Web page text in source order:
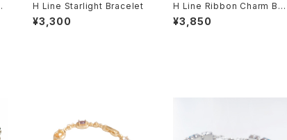
H Line Starlight Bracelet
¥3,300
H Line Ribbon Charm Bra
celet
¥3,850